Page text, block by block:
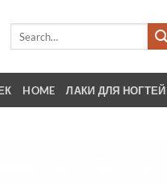
HOME ЛАКИ ДЛЯ НОГТЕЙ